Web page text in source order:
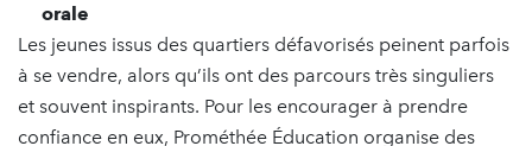
orale
Les jeunes issus des quartiers défavorisés peinent parfois
à se vendre, alors qu’ils ont des parcours très singuliers
et souvent inspirants. Pour les encourager à prendre
confiance en eux, Prométhée Éducation organise des